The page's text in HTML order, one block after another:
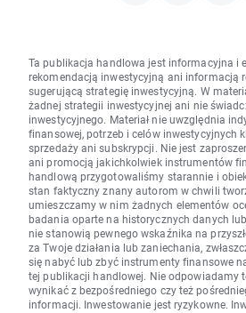
Ta publikacja handlowa jest informacyjna i
rekomendacją inwestycyjną ani informacją
sugerującą strategię inwestycyjną. W
żadnej strategii inwestycyjnej ani nie
inwestycyjnego. Materiał nie uwzględnia
finansowej, potrzeb i celów inwestycyjnych
sprzedaży ani subskrypcji. Nie jest
ani promocją jakichkolwiek instrumentów
handlową przygotowaliśmy starannie i
stan faktyczny znany autorom w chwili
umieszczamy w nim żadnych elementów
badania oparte na historycznych danych
nie stanowią pewnego wskaźnika na
za Twoje działania lub zaniechania,
się nabyć lub zbyć instrumenty finansowe
tej publikacji handlowej. Nie odpowiadamy
wynikać z bezpośredniego czy też
informacji. Inwestowanie jest ryzykowne.